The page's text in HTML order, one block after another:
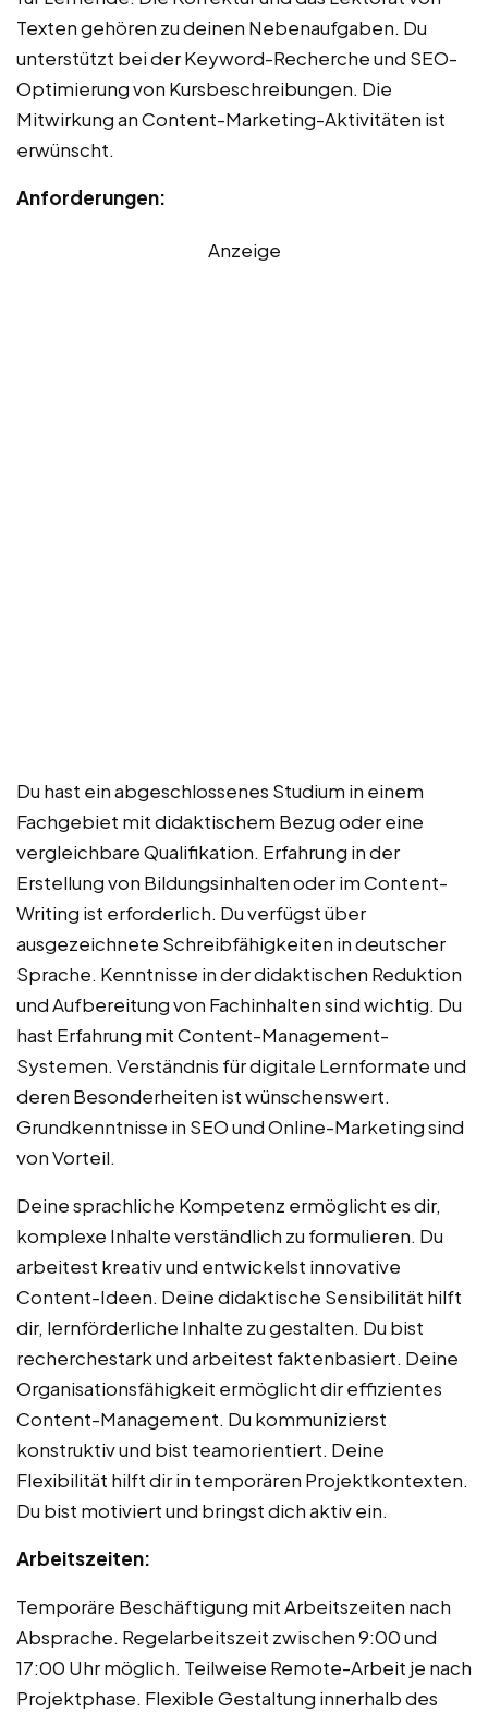
Texten gehören zu deinen Nebenaufgaben. Du
unterstützt bei der Keyword-Recherche und SEO-
Optimierung von Kursbeschreibungen. Die
Mitwirkung an Content-Marketing-Aktivitäten ist
erwünscht.
Anforderungen:
Anzeige
Du hast ein abgeschlossenes Studium in einem
Fachgebiet mit didaktischem Bezug oder eine
vergleichbare Qualifikation. Erfahrung in der
Erstellung von Bildungsinhalten oder im Content-
Writing ist erforderlich. Du verfügst über
ausgezeichnete Schreibfähigkeiten in deutscher
Sprache. Kenntnisse in der didaktischen Reduktion
und Aufbereitung von Fachinhalten sind wichtig. Du
hast Erfahrung mit Content-Management-
Systemen. Verständnis für digitale Lernformate und
deren Besonderheiten ist wünschenswert.
Grundkenntnisse in SEO und Online-Marketing sind
von Vorteil.
Deine sprachliche Kompetenz ermöglicht es dir,
komplexe Inhalte verständlich zu formulieren. Du
arbeitest kreativ und entwickelst innovative
Content-Ideen. Deine didaktische Sensibilität hilft
dir, lernförderliche Inhalte zu gestalten. Du bist
recherchestark und arbeitest faktenbasiert. Deine
Organisationsfähigkeit ermöglicht dir effizientes
Content-Management. Du kommunizierst
konstruktiv und bist teamorientiert. Deine
Flexibilität hilft dir in temporären Projektkontexten.
Du bist motiviert und bringst dich aktiv ein.
Arbeitszeiten:
Temporäre Beschäftigung mit Arbeitszeiten nach
Absprache. Regelarbeitszeit zwischen 9:00 und
17:00 Uhr möglich. Teilweise Remote-Arbeit je nach
Projektphase. Flexible Gestaltung innerhalb des